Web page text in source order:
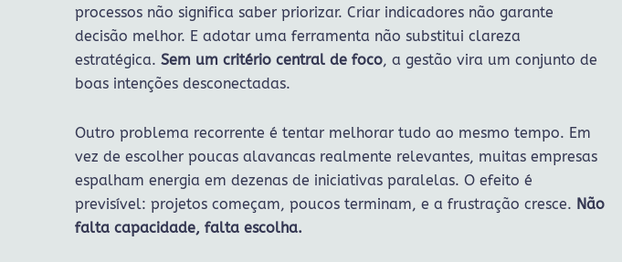
processos não significa saber priorizar. Criar indicadores não garante
decisão melhor. E adotar uma ferramenta não substitui clareza
estratégica. Sem um critério central de foco, a gestão vira um conjunto de
boas intenções desconectadas.
Outro problema recorrente é tentar melhorar tudo ao mesmo tempo. Em
vez de escolher poucas alavancas realmente relevantes, muitas empresas
espalham energia em dezenas de iniciativas paralelas. O efeito é
previsível: projetos começam, poucos terminam, e a frustração cresce. Não
falta capacidade, falta escolha.